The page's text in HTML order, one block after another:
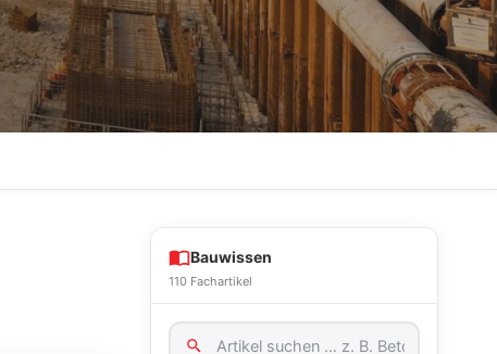
Bauwissen
110 Fachartikel